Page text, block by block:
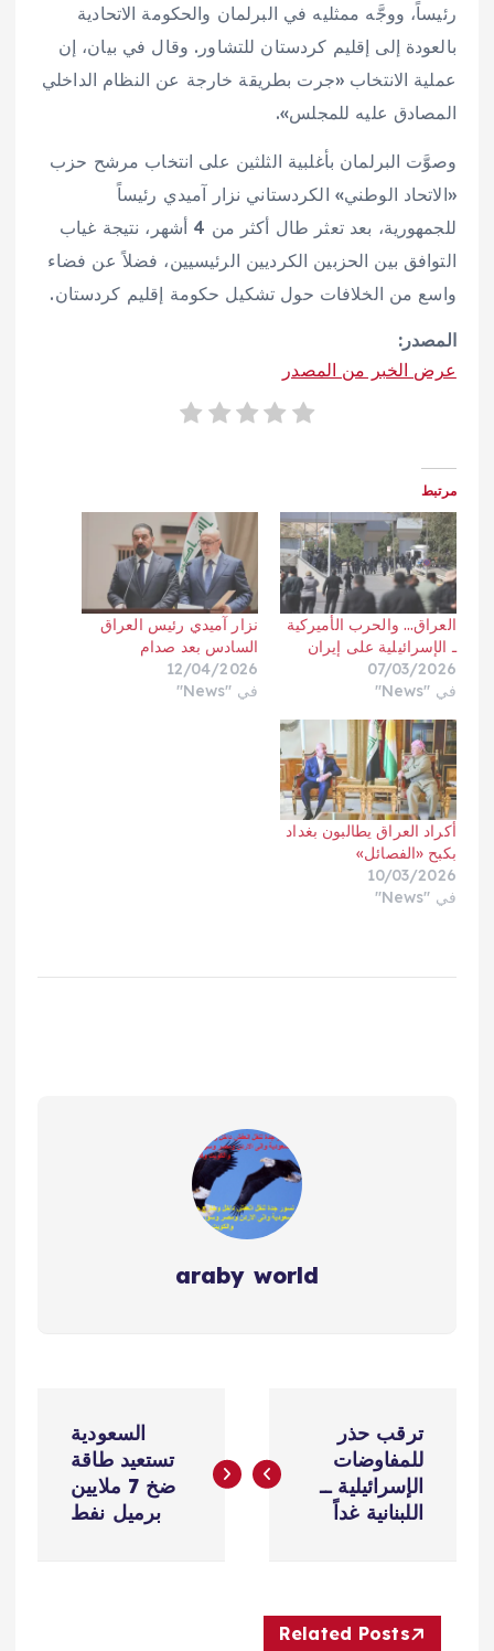
رئيساً، ووجَّه ممثليه في البرلمان والحكومة الاتحادية
بالعودة إلى إقليم كردستان للتشاور. وقال في بيان، إن
عملية الانتخاب «جرت بطريقة خارجة عن النظام الداخلي
المصادق عليه للمجلس».
وصوَّت البرلمان بأغلبية الثلثين على انتخاب مرشح حزب
«الاتحاد الوطني» الكردستاني نزار آميدي رئيساً
للجمهورية، بعد تعثر طال أكثر من 4 أشهر، نتيجة غياب
التوافق بين الحزبين الكرديين الرئيسيين، فضلاً عن فضاء
واسع من الخلافات حول تشكيل حكومة إقليم كردستان.
المصدر:
عرض الخبر من المصدر
مرتبط
العراق… والحرب الأميركية
ـ الإسرائيلية على إيران
07/03/2026
في "News"
نزار آميدي رئيس العراق
السادس بعد صدام
12/04/2026
في "News"
أكراد العراق يطالبون بغداد
بكبح «الفصائل»
10/03/2026
في "News"
araby world
ص
ترقب حذر
للمفاوضات
الإسرائيلية ــ
اللبنانية غداً
السعودية
تستعيد طاقة
ضخ 7 ملايين
برميل نفط
Related Posts